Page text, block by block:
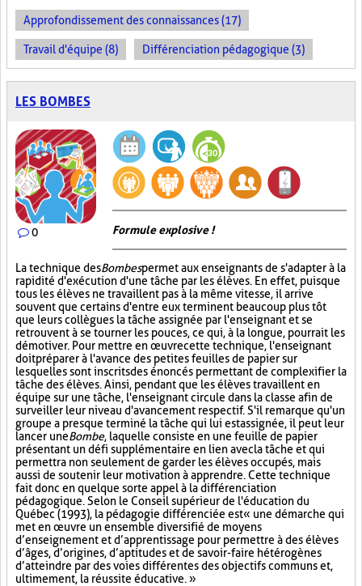
Approfondissement des connaissances (17)
Travail d'équipe (8) Différenciation pédagogique (3)
LES BOMBES
0 Formule explosive !
La technique desBombespermet aux enseignants de s'adapter à la
rapidité d'exécution d'une tâche par les élèves. En effet, puisque
tous les élèves ne travaillent pas à la même vitesse, il arrive
souvent que certains d'entre eux terminent beaucoup plus tôt
que leurs collègues la tâche assignée par l'enseignant et se
retrouvent à se tourner les pouces, ce qui, à la longue, pourrait les
démotiver. Pour mettre en œuvre cette technique, l'enseignant
doit préparer à l'avance des petites feuilles de papier sur
lesquelles sont inscrits des énoncés permettant de complexifier la
tâche des élèves. Ainsi, pendant que les élèves travaillent en
équipe sur une tâche, l'enseignant circule dans la classe afin de
surveiller leur niveau d'avancement respectif. S'il remarque qu'un
groupe a presque terminé la tâche qui lui est assignée, il peut leur
lancer uneBombe, laquelle consiste en une feuille de papier
présentant un défi supplémentaire en lien avec la tâche et qui
permettra non seulement de garder les élèves occupés, mais
aussi de soutenir leur motivation à apprendre. Cette technique
fait donc en quelque sorte appel à la différenciation
pédagogique. Selon le Conseil supérieur de l'éducation du
Québec (1993), la pédagogie différenciée est « une démarche qui
met en œuvre un ensemble diversifié de moyens
d’enseignement et d’apprentissage pour permettre à des élèves
d’âges, d’origines, d’aptitudes et de savoir-faire hétérogènes
d’atteindre par des voies différentes des objectifs communs et,
ultimement, la réussite éducative. »